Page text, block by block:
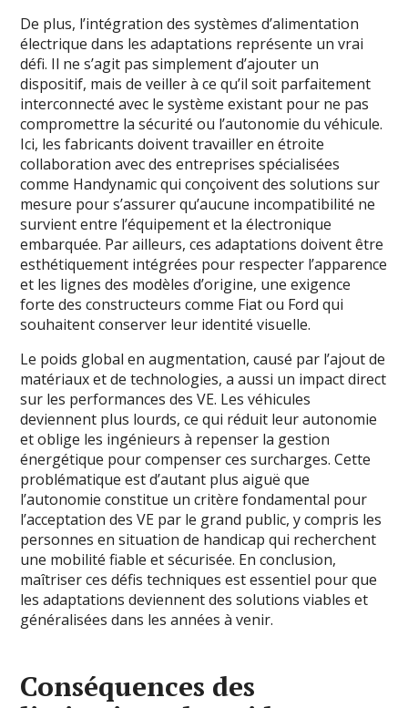
De plus, l’intégration des systèmes d’alimentation
électrique dans les adaptations représente un vrai
défi. Il ne s’agit pas simplement d’ajouter un
dispositif, mais de veiller à ce qu’il soit parfaitement
interconnecté avec le système existant pour ne pas
compromettre la sécurité ou l’autonomie du véhicule.
Ici, les fabricants doivent travailler en étroite
collaboration avec des entreprises spécialisées
comme Handynamic qui conçoivent des solutions sur
mesure pour s’assurer qu’aucune incompatibilité ne
survient entre l’équipement et la électronique
embarquée. Par ailleurs, ces adaptations doivent être
esthétiquement intégrées pour respecter l’apparence
et les lignes des modèles d’origine, une exigence
forte des constructeurs comme Fiat ou Ford qui
souhaitent conserver leur identité visuelle.
Le poids global en augmentation, causé par l’ajout de
matériaux et de technologies, a aussi un impact direct
sur les performances des VE. Les véhicules
deviennent plus lourds, ce qui réduit leur autonomie
et oblige les ingénieurs à repenser la gestion
énergétique pour compenser ces surcharges. Cette
problématique est d’autant plus aiguë que
l’autonomie constitue un critère fondamental pour
l’acceptation des VE par le grand public, y compris les
personnes en situation de handicap qui recherchent
une mobilité fiable et sécurisée. En conclusion,
maîtriser ces défis techniques est essentiel pour que
les adaptations deviennent des solutions viables et
généralisées dans les années à venir.
Conséquences des